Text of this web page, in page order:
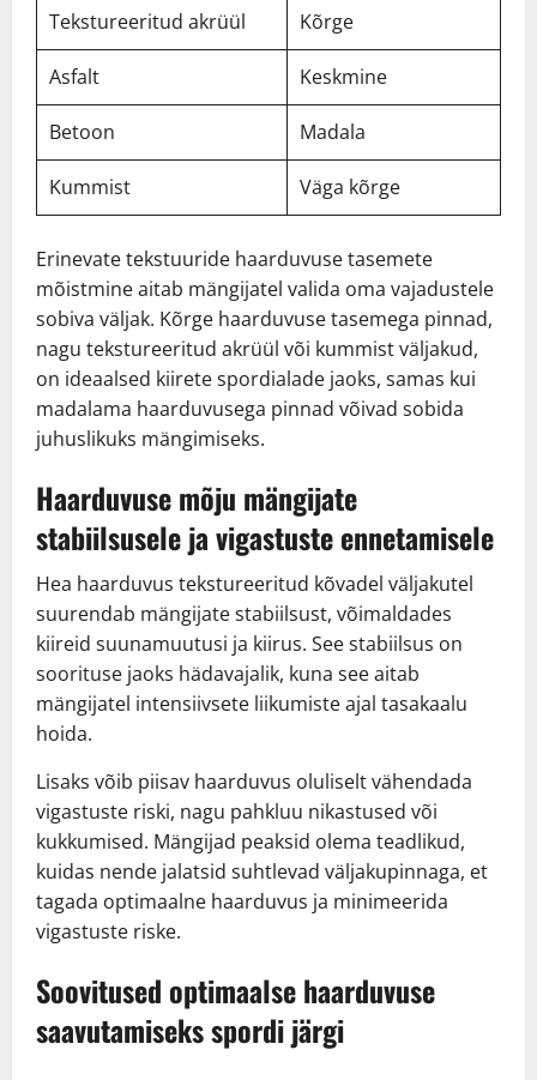
Tekstureeritud akrüül Kõrge
Asfalt Keskmine
Betoon Madala
Kummist Väga kõrge
Erinevate tekstuuride haarduvuse tasemete
mõistmine aitab mängijatel valida oma vajadustele
sobiva väljak. Kõrge haarduvuse tasemega pinnad,
nagu tekstureeritud akrüül või kummist väljakud,
on ideaalsed kiirete spordialade jaoks, samas kui
madalama haarduvusega pinnad võivad sobida
juhuslikuks mängimiseks.
Haarduvuse mõju mängijate
stabiilsusele ja vigastuste ennetamisele
Hea haarduvus tekstureeritud kõvadel väljakutel
suurendab mängijate stabiilsust, võimaldades
kiireid suunamuutusi ja kiirus. See stabiilsus on
soorituse jaoks hädavajalik, kuna see aitab
mängijatel intensiivsete liikumiste ajal tasakaalu
hoida.
Lisaks võib piisav haarduvus oluliselt vähendada
vigastuste riski, nagu pahkluu nikastused või
kukkumised. Mängijad peaksid olema teadlikud,
kuidas nende jalatsid suhtlevad väljakupinnaga, et
tagada optimaalne haarduvus ja minimeerida
vigastuste riske.
Soovitused optimaalse haarduvuse
saavutamiseks spordi järgi